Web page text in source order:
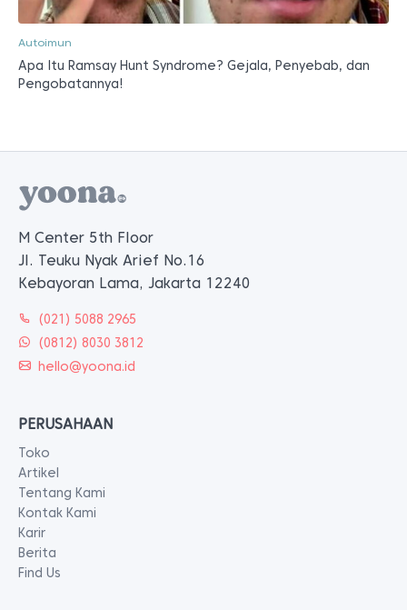
Autoimun
Apa Itu Ramsay Hunt Syndrome? Gejala, Penyebab, dan
Pengobatannya!
M Center 5th Floor
Jl. Teuku Nyak Arief No.16
Kebayoran Lama, Jakarta 12240
(021) 5088 2965
(0812) 8030 3812
hello@yoona.id
PERUSAHAAN
Toko
Artikel
Tentang Kami
Kontak Kami
Karir
Berita
Find Us